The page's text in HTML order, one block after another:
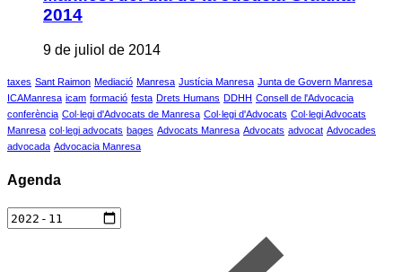
2014
9 de juliol de 2014
taxes Sant Raimon Mediació Manresa Justícia Manresa Junta de Govern Manresa
ICAManresa icam formació festa Drets Humans DDHH Consell de l'Advocacia
conferència Col·legi d'Advocats de Manresa Col·legi d'Advocats Col·legi Advocats
Manresa col·legi advocats bages Advocats Manresa Advocats advocat Advocades
advocada Advocacia Manresa
Agenda